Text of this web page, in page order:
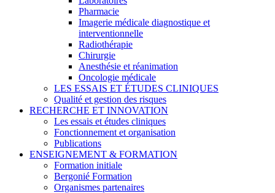
Pharmacie
Imagerie médicale diagnostique et
interventionnelle
Radiothérapie
Chirurgie
Anesthésie et réanimation
Oncologie médicale
LES ESSAIS ET ÉTUDES CLINIQUES
Qualité et gestion des risques
RECHERCHE ET INNOVATION
Les essais et études cliniques
Fonctionnement et organisation
Publications
ENSEIGNEMENT & FORMATION
Formation initiale
Bergonié Formation
Organismes partenaires